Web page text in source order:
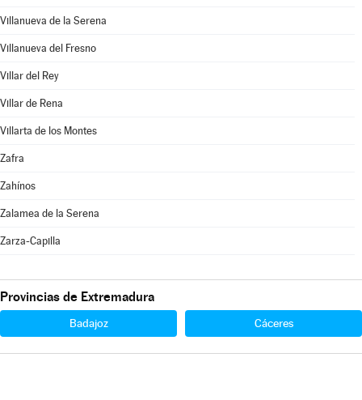
Villanueva de la Serena
Villanueva del Fresno
Villar del Rey
Villar de Rena
Villarta de los Montes
Zafra
Zahínos
Zalamea de la Serena
Zarza-Capilla
Provincias de Extremadura
Badajoz Cáceres